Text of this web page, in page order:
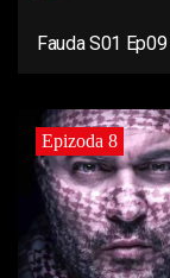
Fauda S01 Ep09
Epizoda 8